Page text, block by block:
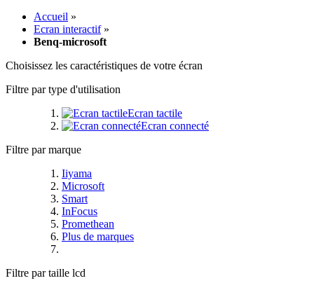
Accueil »
Ecran interactif »
Benq-microsoft
Choisissez les caractéristiques de votre écran
Filtre par type d'utilisation
Ecran tactile
Ecran connecté
Filtre par marque
Iiyama
Microsoft
Smart
InFocus
Promethean
Plus de marques
Filtre par taille lcd